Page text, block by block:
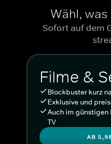
Wähl,
Sofort auf dem
Filme &
Blockbuster kurz
Exklusive und
Auch im
TV
AB